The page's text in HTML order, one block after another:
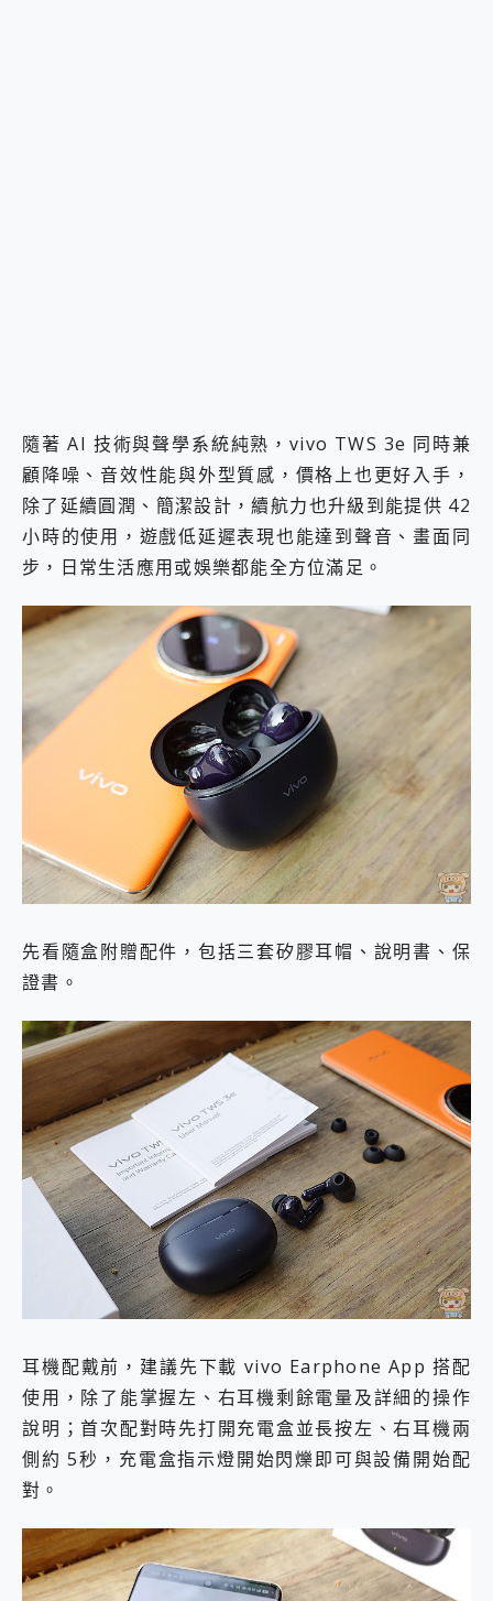
隨著 AI 技術與聲學系統純熟，vivo TWS 3e 同時兼
顧降噪、音效性能與外型質感，價格上也更好入手，
除了延續圓潤、簡潔設計，續航力也升級到能提供 42
小時的使用，遊戲低延遲表現也能達到聲音、畫面同
步，日常生活應用或娛樂都能全方位滿足。
先看隨盒附贈配件，包括三套矽膠耳帽、說明書、保
證書。
耳機配戴前，建議先下載 vivo Earphone App 搭配
使用，除了能掌握左、右耳機剩餘電量及詳細的操作
說明；首次配對時先打開充電盒並長按左、右耳機兩
側約 5秒，充電盒指示燈開始閃爍即可與設備開始配
對。